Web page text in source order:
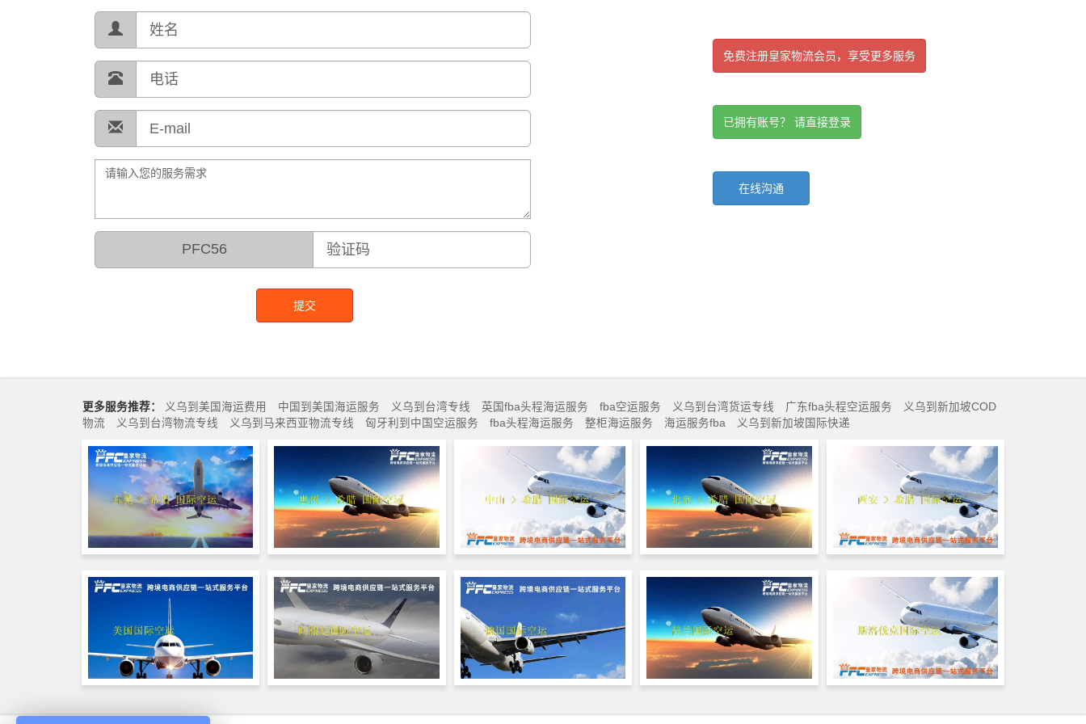
PFC56
提交
免费注册皇家物流会员，享受更多服务
已拥有账号？ 请直接登录
在线沟通
更多服务推荐： 义乌到美国海运费用 中国到美国海运服务 义乌到台湾专线 英国fba头程海运服务 fba空运服务 义乌到台湾货运专线 广东fba头程空运服务
义乌到新加坡COD
物流
义乌到台湾物流专线 义乌到马来西亚物流专线 匈牙利到中国空运服务 fba头程海运服务 整柜海运服务 海运服务fba 义乌到新加坡国际快递